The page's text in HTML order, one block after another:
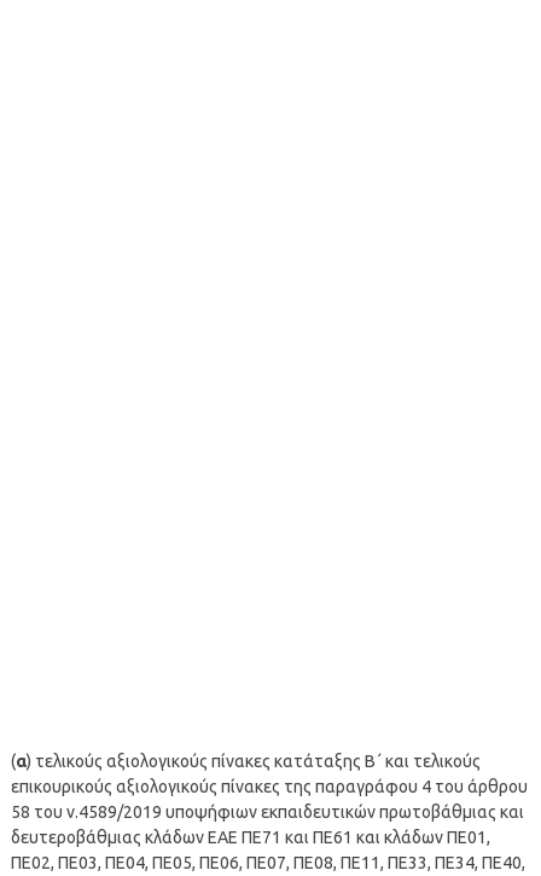
(α) τελικούς αξιολογικούς πίνακες κατάταξης Β΄ και τελικούς
επικουρικούς αξιολογικούς πίνακες της παραγράφου 4 του άρθρου
58 του ν.4589/2019 υποψήφιων εκπαιδευτικών πρωτοβάθμιας και
δευτεροβάθμιας κλάδων ΕΑΕ ΠΕ71 και ΠΕ61 και κλάδων ΠΕ01,
ΠΕ02, ΠΕ03, ΠΕ04, ΠΕ05, ΠΕ06, ΠΕ07, ΠΕ08, ΠΕ11, ΠΕ33, ΠΕ34, ΠΕ40,